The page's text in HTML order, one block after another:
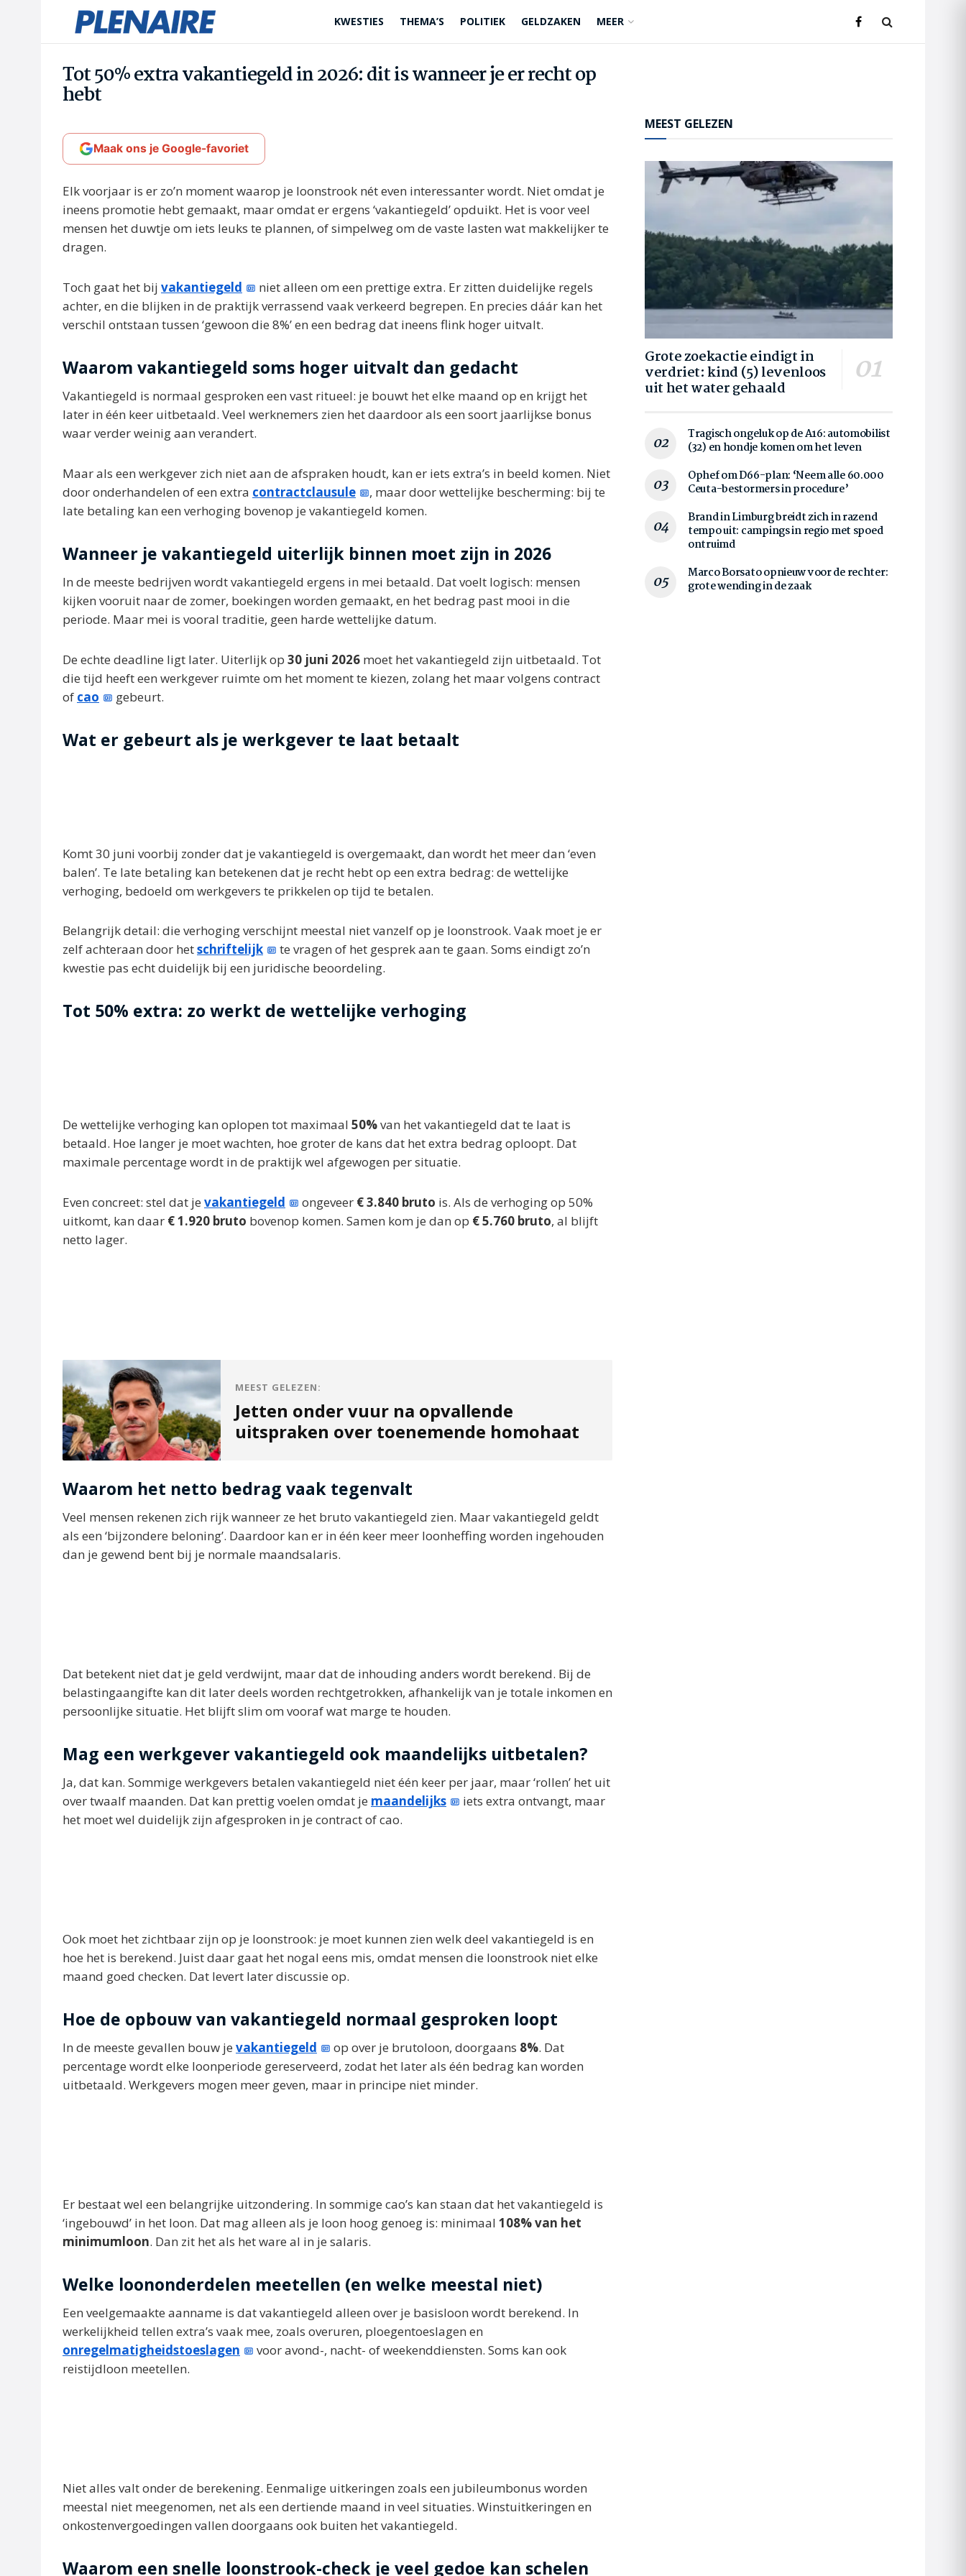
KWESTIES THEMA’S POLITIEK GELDZAKEN MEER
Tot 50% extra vakantiegeld in 2026: dit is wanneer je er recht op
hebt
Maak ons je Google-favoriet
Elk voorjaar is er zo’n moment waarop je loonstrook nét even interessanter wordt. Niet omdat je
ineens promotie hebt gemaakt, maar omdat er ergens ‘vakantiegeld’ opduikt. Het is voor veel
mensen het duwtje om iets leuks te plannen, of simpelweg om de vaste lasten wat makkelijker te
dragen.
Toch gaat het bij vakantiegeld
niet alleen om een prettige extra. Er zitten duidelijke regels
achter, en die blijken in de praktijk verrassend vaak verkeerd begrepen. En precies dáár kan het
verschil ontstaan tussen ‘gewoon die 8%’ en een bedrag dat ineens flink hoger uitvalt.
Waarom vakantiegeld soms hoger uitvalt dan gedacht
Vakantiegeld is normaal gesproken een vast ritueel: je bouwt het elke maand op en krijgt het
later in één keer uitbetaald. Veel werknemers zien het daardoor als een soort jaarlijkse bonus
waar verder weinig aan verandert.
Maar als een werkgever zich niet aan de afspraken houdt, kan er iets extra’s in beeld komen. Niet
door onderhandelen of een extra contractclausule
, maar door wettelijke bescherming: bij te
late betaling kan een verhoging bovenop je vakantiegeld komen.
Wanneer je vakantiegeld uiterlijk binnen moet zijn in 2026
In de meeste bedrijven wordt vakantiegeld ergens in mei betaald. Dat voelt logisch: mensen
kijken vooruit naar de zomer, boekingen worden gemaakt, en het bedrag past mooi in die
periode. Maar mei is vooral traditie, geen harde wettelijke datum.
De echte deadline ligt later. Uiterlijk op 30 juni 2026 moet het vakantiegeld zijn uitbetaald. Tot
die tijd heeft een werkgever ruimte om het moment te kiezen, zolang het maar volgens contract
of cao gebeurt.
Wat er gebeurt als je werkgever te laat betaalt
Komt 30 juni voorbij zonder dat je vakantiegeld is overgemaakt, dan wordt het meer dan ‘even
balen’. Te late betaling kan betekenen dat je recht hebt op een extra bedrag: de wettelijke
verhoging, bedoeld om werkgevers te prikkelen op tijd te betalen.
Belangrijk detail: die verhoging verschijnt meestal niet vanzelf op je loonstrook. Vaak moet je er
zelf achteraan door hetschriftelijk
te vragen of het gesprek aan te gaan. Soms eindigt zo’n
kwestie pas echt duidelijk bij een juridische beoordeling.
Tot 50% extra: zo werkt de wettelijke verhoging
De wettelijke verhoging kan oplopen tot maximaal 50%van het vakantiegeld dat te laat is
betaald. Hoe langer je moet wachten, hoe groter de kans dat het extra bedrag oploopt. Dat
maximale percentage wordt in de praktijk wel afgewogen per situatie.
Even concreet: stel dat je vakantiegeld ongeveer € 3.840 bruto is. Als de verhoging op 50%
uitkomt, kan daar € 1.920 bruto bovenop komen. Samen kom je dan op € 5.760 bruto, al blijft
netto lager.
MEEST GELEZEN:
Jetten onder vuur na opvallende
uitspraken over toenemende homohaat
Waarom het netto bedrag vaak tegenvalt
Veel mensen rekenen zich rijk wanneer ze het bruto vakantiegeld zien. Maar vakantiegeld geldt
als een ‘bijzondere beloning’. Daardoor kan er in één keer meer loonheffing worden ingehouden
dan je gewend bent bij je normale maandsalaris.
Dat betekent niet dat je geld verdwijnt, maar dat de inhouding anders wordt berekend. Bij de
belastingaangifte kan dit later deels worden rechtgetrokken, afhankelijk van je totale inkomen en
persoonlijke situatie. Het blijft slim om vooraf wat marge te houden.
Mag een werkgever vakantiegeld ook maandelijks uitbetalen?
Ja, dat kan. Sommige werkgevers betalen vakantiegeld niet één keer per jaar, maar ‘rollen’ het uit
over twaalf maanden. Dat kan prettig voelen omdat je maandelijks
iets extra ontvangt, maar
het moet wel duidelijk zijn afgesproken in je contract of cao.
Ook moet het zichtbaar zijn op je loonstrook: je moet kunnen zien welk deel vakantiegeld is en
hoe het is berekend. Juist daar gaat het nogal eens mis, omdat mensen die loonstrook niet elke
maand goed checken. Dat levert later discussie op.
Hoe de opbouw van vakantiegeld normaal gesproken loopt
In de meeste gevallen bouw je vakantiegeld op over je brutoloon, doorgaans 8%. Dat
percentage wordt elke loonperiode gereserveerd, zodat het later als één bedrag kan worden
uitbetaald. Werkgevers mogen meer geven, maar in principe niet minder.
Er bestaat wel een belangrijke uitzondering. In sommige cao’s kan staan dat het vakantiegeld is
‘ingebouwd’ in het loon. Dat mag alleen als je loon hoog genoeg is: minimaal 108% van het
minimumloon. Dan zit het als het ware al in je salaris.
Welke loononderdelen meetellen (en welke meestal niet)
Een veelgemaakte aanname is dat vakantiegeld alleen over je basisloon wordt berekend. In
werkelijkheid tellen extra’s vaak mee, zoals overuren, ploegentoeslagen en
onregelmatigheidstoeslagen
voor avond-, nacht- of weekenddiensten. Soms kan ook
reistijdloon meetellen.
Niet alles valt onder de berekening. Eenmalige uitkeringen zoals een jubileumbonus worden
meestal niet meegenomen, net als een dertiende maand in veel situaties. Winstuitkeringen en
onkostenvergoedingen vallen doorgaans ook buiten het vakantiegeld.
Waarom een snelle loonstrook-check je veel gedoe kan schelen
MEEST GELEZEN
Grote zoekactie eindigt in
verdriet: kind (5) levenloos
uit het water gehaald
Tragisch ongeluk op de A16: automobilist
(32) en hondje komen om het leven
Ophef om D66-plan: ‘Neem alle 60.000
Ceuta-bestormers in procedure’
Brand in Limburg breidt zich in razend
tempo uit: campings in regio met spoed
ontruimd
Marco Borsato opnieuw voor de rechter:
grote wending in de zaak